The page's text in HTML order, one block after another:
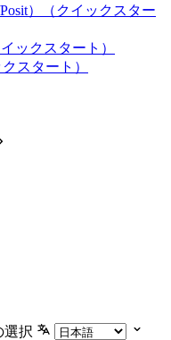
）（クイックスター
ックスタート）
スタート）
選択